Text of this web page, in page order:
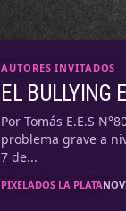
AUTORES INVITADOS
EL BULLYING
Por Tomás E.E.S
problema grave a
7 de...
PIXELADOS LA PLATA